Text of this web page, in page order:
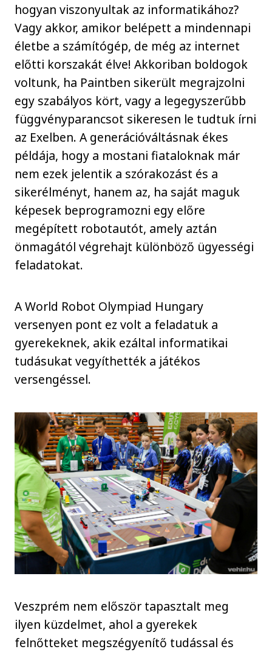
hogyan viszonyultak az informatikához?
Vagy akkor, amikor belépett a mindennapi
életbe a számítógép, de még az internet
előtti korszakát élve! Akkoriban boldogok
voltunk, ha Paintben sikerült megrajzolni
egy szabályos kört, vagy a legegyszerűbb
függvényparancsot sikeresen le tudtuk írni
az Exelben. A generációváltásnak ékes
példája, hogy a mostani fiataloknak már
nem ezek jelentik a szórakozást és a
sikerélményt, hanem az, ha saját maguk
képesek beprogramozni egy előre
megépített robotautót, amely aztán
önmagától végrehajt különböző ügyességi
feladatokat.
A World Robot Olympiad Hungary
versenyen pont ez volt a feladatuk a
gyerekeknek, akik ezáltal informatikai
tudásukat vegyíthették a játékos
versengéssel.
Veszprém nem először tapasztalt meg
ilyen küzdelmet, ahol a gyerekek
felnőtteket megszégyenítő tudással és